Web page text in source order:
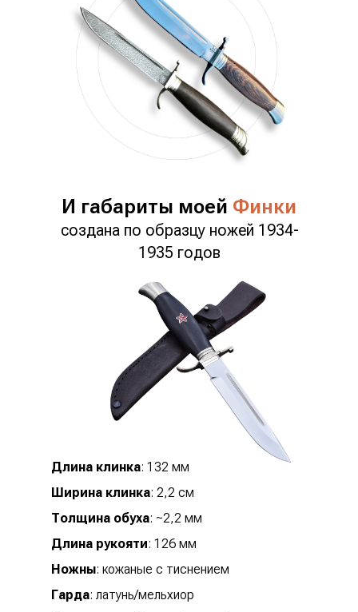
создана по образцу ножей 1934-
1935 годов
И габариты моей Финки
Длина клинка: 132 мм
Ширина клинка: 2,2 см
Толщина обуха: ~2,2 мм
Длина рукояти: 126 мм
Ножны: кожаные с тиснением
Гарда: латунь/мельхиор